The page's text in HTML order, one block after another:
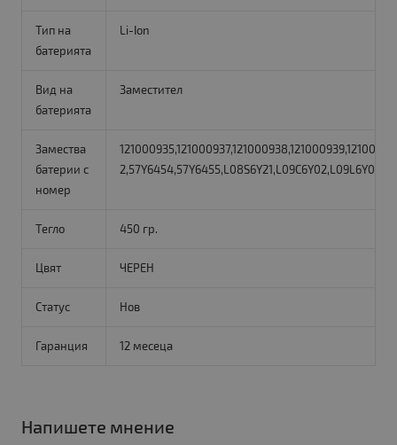
Тип на
батерията
Li-Ion
Вид на
батерията
Заместител
Замества
батерии с
номер
Тегло 450 гр.
Цвят ЧЕРЕН
Статус Нов
Гаранция 12 месеца
Напишете мнение